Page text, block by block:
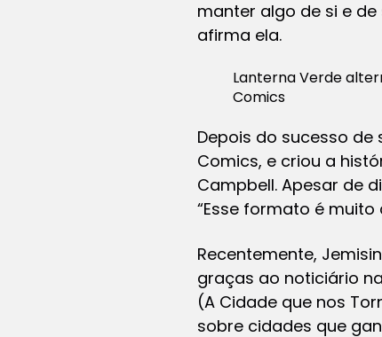
manter algo de si e
afirma ela.
Lanterna Verde
Comics
Depois do sucesso
Comics, e criou a
Campbell. Apesar de
“Esse formato é
Recentemente,
graças ao noticiário
(A Cidade que nos
sobre cidades que